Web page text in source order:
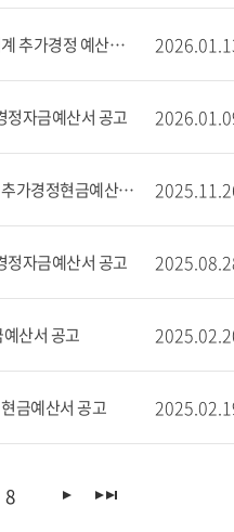
2025회계연도 법인 수익사업회계 추가경정 예산서 공고
정자금예산서 공고
2025회계연도 연구산학협력단 추가경정현금예산서 공고
정자금예산서 공고
산서 공고
금예산서 공고
8